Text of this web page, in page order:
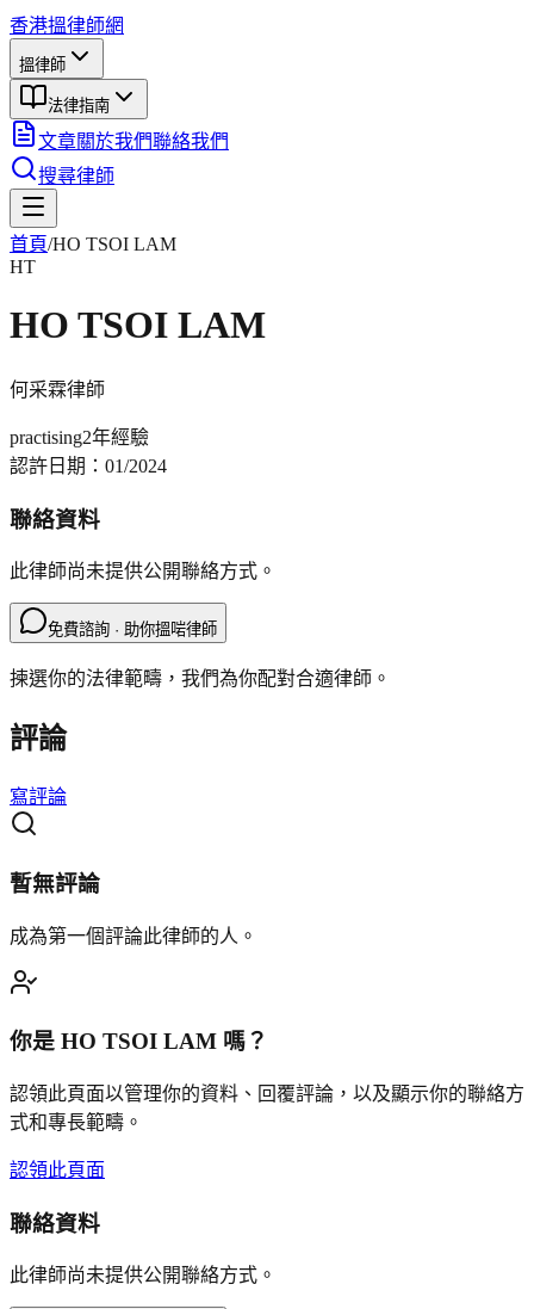
香港搵律師網
搵律師
法律指南
文章關於我們聯絡我們
搜尋律師
首頁/HO TSOI LAM
HT
HO TSOI LAM
何采霖律師
practising2年經驗
認許日期： 01/2024
聯絡資料
此律師尚未提供公開聯絡方式。
免費諮詢 · 助你搵啱律師
揀選你的法律範疇，我們為你配對合適律師。
評論
寫評論
暫無評論
成為第一個評論此律師的人。
你是 HO TSOI LAM 嗎？
認領此頁面以管理你的資料、回覆評論，以及顯示你的聯絡方
式和專長範疇。
認領此頁面
聯絡資料
此律師尚未提供公開聯絡方式。